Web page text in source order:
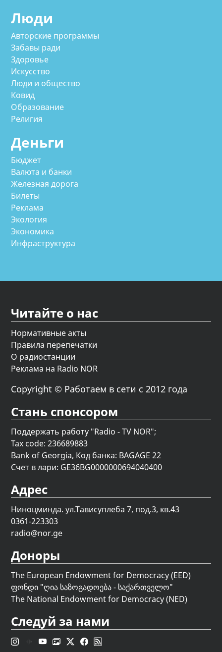
Люди
Авторские программы
Забавы ради
Здоровье
Искусство
Люди и общество
Ковид
Образование
Религия
Деньги
Бюджет
Валюта и банки
Железная дорога
Билеты
Реклама
Экология
Экономика
Инфраструктура
Читайте о нас
Нормативные акты
Правила перепечатки
О радиостанции
Реклама на Radio NOR
Copyright © Работаем в сети с 2012 года
Стань спонсором
Поддержать работу "Radio - TV NOR";
Tax code: 236689883
Bank of Georgia, Код банка: BAGAGE 22
Счет в лари: GE36BG0000000694040400
Адрес
Ниноцминда. ул.Тависуплеба 7, под.3, кв.43
0361-223303
radio@nor.ge
Доноры
The European Endowment for Democracy (EED)
ფონდი "ღია საზოგადოება - საქართველო"
The National Endowment for Democracy (NED)
Следуй за нами